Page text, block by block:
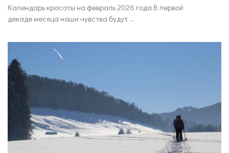
Календарь красоты на февраль 2026 года В первой
декаде месяца наши чувства будут ...